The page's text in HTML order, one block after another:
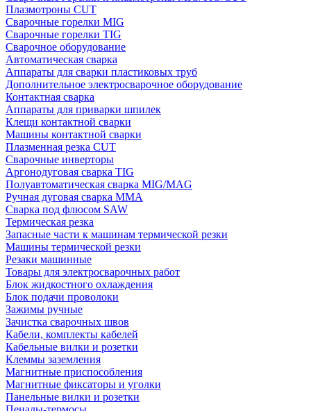
Плазмотроны CUT
Сварочные горелки MIG
Сварочные горелки TIG
Сварочное оборудование
Автоматическая сварка
Аппараты для сварки пластиковых труб
Дополнительное электросварочное оборудование
Контактная сварка
Аппараты для приварки шпилек
Клещи контактной сварки
Машины контактной сварки
Плазменная резка CUT
Сварочные инверторы
Аргонодуговая сварка TIG
Полуавтоматическая сварка MIG/MAG
Ручная дуговая сварка MMA
Сварка под флюсом SAW
Термическая резка
Запасные части к машинам термической резки
Машины термической резки
Резаки машинные
Товары для электросварочных работ
Блок жидкостного охлаждения
Блок подачи проволоки
Зажимы ручные
Зачистка сварочных швов
Кабели, комплекты кабелей
Кабельные вилки и розетки
Клеммы заземления
Магнитные приспособления
Магнитные фиксаторы и уголки
Панельные вилки и розетки